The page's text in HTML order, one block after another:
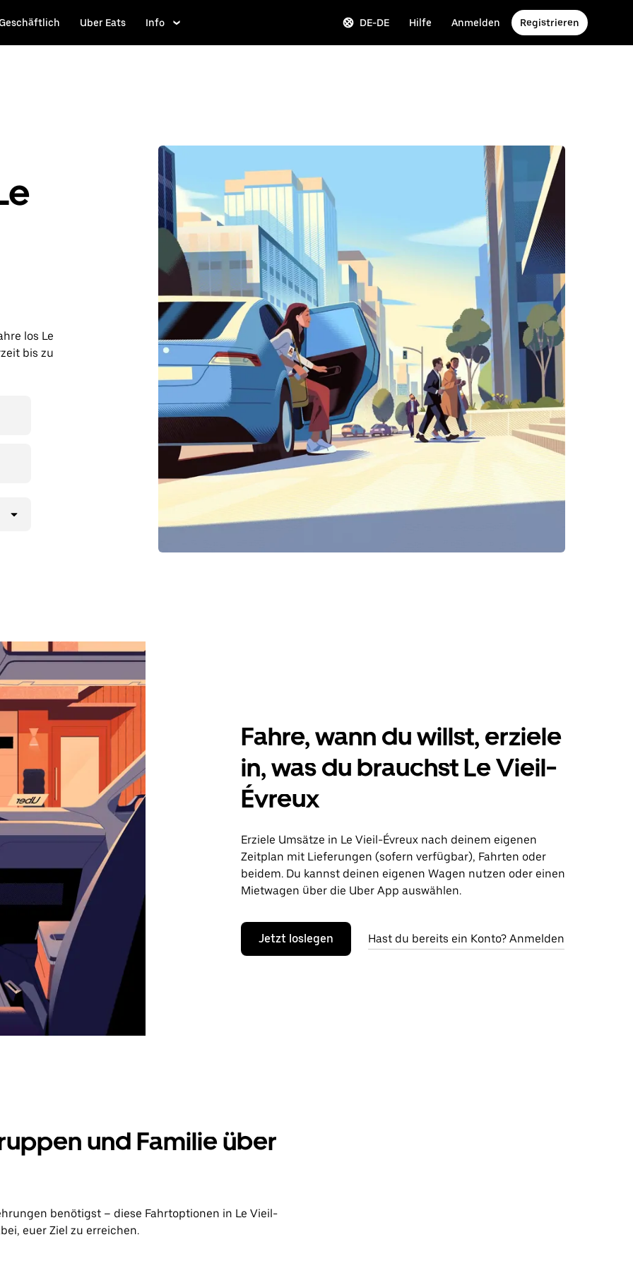
Uber Eats Info DE-DE Hilfe Anmelden Registrieren
los Le
bis zu
Fahre, wann du willst, erziele
in, was du brauchst Le Vieil-
Évreux
Erziele Umsätze in Le Vieil-Évreux nach deinem eigenen
Zeitplan mit Lieferungen (sofern verfügbar), Fahrten oder
beidem. Du kannst deinen eigenen Wagen nutzen oder einen
Mietwagen über die Uber App auswählen.
Jetzt loslegen Hast du bereits ein Konto? Anmelden
und Familie über
benötigst – diese Fahrtoptionen in Le Vieil-
euer Ziel zu erreichen.